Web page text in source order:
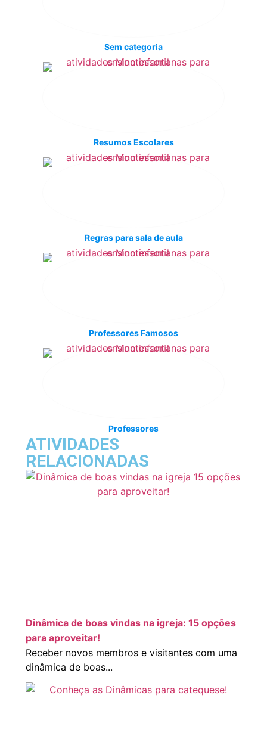
Sem categoria
Resumos Escolares
Regras para sala de aula
Professores Famosos
Professores
ATIVIDADES
RELACIONADAS
Dinâmica de boas vindas na igreja: 15 opções
para aproveitar!
Receber novos membros e visitantes com uma
dinâmica de boas...